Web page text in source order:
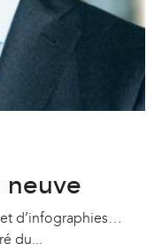
neuve
d’infographies…
du...